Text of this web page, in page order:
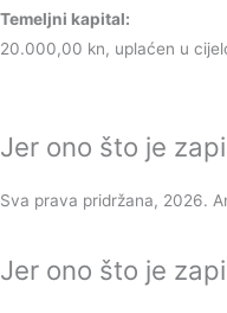
Temeljni kapital:
20.000,00 kn, uplaćen u
Jer ono što je
Sva prava pridržana, 2026.
Jer ono što je